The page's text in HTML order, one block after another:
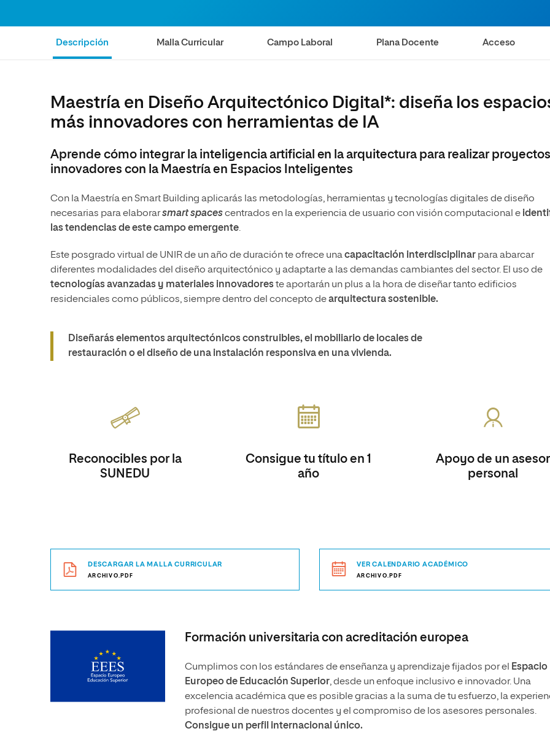
Ciencias Políticas y Relaciones
Internacionales
Ciencias Sociales y del Trabajo
Artes
Ciencias Políticas y Relaciones
Diseño
Ciencias Criminológicas y de la
Seguridad
Áreas de estudio
Descripción Malla Curricular Campo Laboral Plana Docente Acceso
Maestría en Diseño Arquitectónico Digital*: diseña los
más innovadores con herramientas de IA
Aprende cómo integrar la inteligencia artificial en la arquitectura para realizar
innovadores con la Maestría en Espacios Inteligentes
Con la Maestría en Smart Building aplicarás las metodologías, herramientas y tecnologías digitales de diseño
necesarias para elaborarsmart spacescentrados en la experiencia de usuario con visión computacional e
las tendencias de este campo emergente.
Este posgrado virtual de UNIR de un año de duración te ofrece unacapacitación interdisciplinar para abarcar
diferentes modalidades del diseño arquitectónico y adaptarte a las demandas cambiantes del sector. El uso de
tecnologías avanzadas y materiales innovadoreste aportarán un plus a la hora de diseñar tanto edificios
residenciales como públicos, siempre dentro del concepto dearquitectura sostenible.
Diseñarás elementos arquitectónicos construibles, el mobiliario de locales de
restauración o el diseño de una instalación responsiva en una vivienda.
Reconocibles por la
SUNEDU
Consigue tu título en 1
año
Apoyo de un asesor
personal
DESCARGAR LA MALLA CURRICULAR
ARCHIVO.PDF
VER CALENDARIO ACADÉMICO
ARCHIVO.PDF
Formación universitaria con acreditación europea
Cumplimos con los estándares de enseñanza y aprendizaje fijados por el
Espacio
Europeo de Educación Superior, desde un enfoque inclusivo e innovador. Una
excelencia académica que es posible gracias a la suma de tu esfuerzo, la
profesional de nuestros docentes y el compromiso de los asesores personales.
Consigue un perfil internacional único.